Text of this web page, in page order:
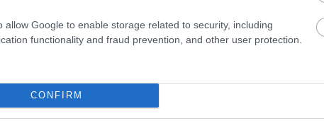
allow Google to enable storage related to security, including
functionality and fraud prevention, and other user protection.
CONFIRM